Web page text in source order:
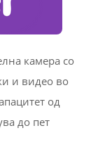
камера со
и видео во
од
до пет